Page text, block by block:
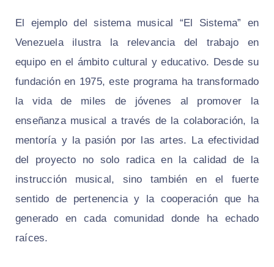
El ejemplo del sistema musical “El Sistema” en
Venezuela ilustra la relevancia del trabajo en
equipo en el ámbito cultural y educativo. Desde su
fundación en 1975, este programa ha transformado
la vida de miles de jóvenes al promover la
enseñanza musical a través de la colaboración, la
mentoría y la pasión por las artes. La efectividad
del proyecto no solo radica en la calidad de la
instrucción musical, sino también en el fuerte
sentido de pertenencia y la cooperación que ha
generado en cada comunidad donde ha echado
raíces.